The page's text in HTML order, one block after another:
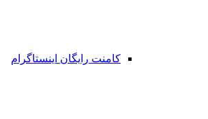
کامنت رایگان اینستاگرام